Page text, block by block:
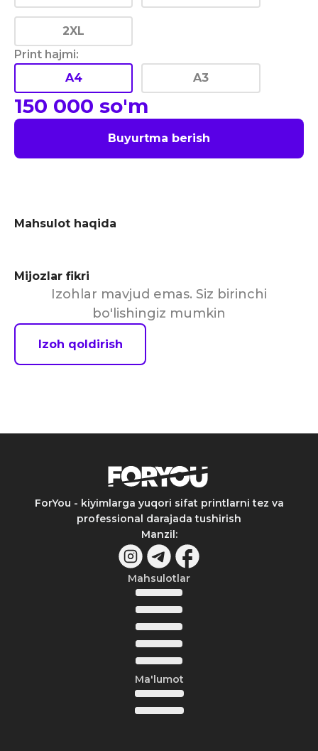
2XL
Print hajmi:
A4
A3
150 000 so'm
Buyurtma berish
Mahsulot haqida
Mijozlar fikri
Izohlar mavjud emas. Siz birinchi
bo'lishingiz mumkin
Izoh qoldirish
ForYou - kiyimlarga yuqori sifat printlarni tez va
professional darajada tushirish
Manzil:
Mahsulotlar
Ma'lumot